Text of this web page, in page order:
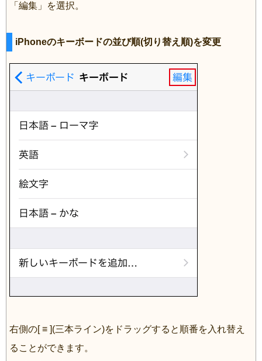
「編集」を選択。
iPhoneのキーボードの並び順(切り替え順)を変更
右側の[ ≡ ](三本ライン)をドラッグすると順番を入れ替え
ることができます。